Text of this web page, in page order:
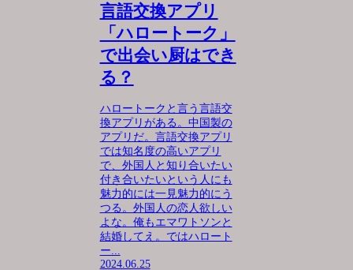
言語交換アプリ
「ハロートーク」
で出会い厨はでき
る？
ハロートークと言う言語交
換アプリがある。中国製の
アプリだ。言語交換アプリ
では知名度の高いアプリ
で、外国人と知り合いたい
付き合いたいという人にも
魅力的には一見魅力的にう
つる。外国人の恋人欲しい
よな。俺もエマワトソンと
結婚してえ。ではハロート
ー...
2024.06.25